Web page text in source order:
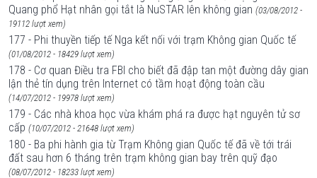
Quang phổ Hạt nhân gọi tắt là NuSTAR lên không gian (03/08/2012 -
19112 lượt xem)
177 - Phi thuyền tiếp tế Nga kết nối với trạm Không gian Quốc tế
(01/08/2012 - 18429 lượt xem)
178 - Cơ quan Điều tra FBI cho biết đã đập tan một đường dây gian
lận thẻ tín dụng trên Internet có tầm hoạt động toàn cầu
(14/07/2012 - 19978 lượt xem)
179 - Các nhà khoa học vừa khám phá ra được hạt nguyên tử sơ
cấp (10/07/2012 - 21648 lượt xem)
180 - Ba phi hành gia từ Trạm Không gian Quốc tế đã về tới trái
đất sau hơn 6 tháng trên trạm không gian bay trên quỹ đạo
(08/07/2012 - 18233 lượt xem)